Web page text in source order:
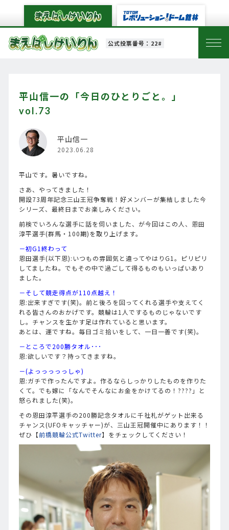
公式投票番号：22#
平山信一の「今日のひとりごと。」
vol.73
平山信一
2023.06.28
平山です。暑いですね。
さあ、やってきました！
開設73周年記念三山王冠争奪戦！好メンバーが集結しました今
シリーズ、最終日までお楽しみください。
前検でいろんな選手に話を伺いました、が今回はこの人、恩田
淳平選手(群馬・100期)を取り上げます。
－初G1終わって
恩田選手(以下恩):いつもの雰囲気と違ってやはりG1。ピリピリ
してましたね。でもその中で過ごして得るものもいっぱいあり
ました。
－そして競走得点が110点越え！
恩:出来すぎです(笑)。前と後ろを回ってくれる選手や支えてく
れる皆さんのおかげです。競輪は1人でするものじゃないです
し。チャンスを生かす足は作れていると思います。
あとは、運ですね。毎日ゴミ拾いをして、一日一善です(笑)。
－ところで200勝タオル･･･
恩:欲しいです？持ってきますね。
－(よっっっっっしゃ)
恩:ガチで作ったんですよ。作るならしっかりしたものを作りた
くて。でも嫁に「なんでそんなにお金をかけてるの！????」と
怒られました(笑)。
その恩田淳平選手の200勝記念タオルに千社札がゲット出来る
チャンス(UFOキャッチャー)が、三山王冠開催中にあります！！
ぜひ【前橋競輪公式Twitter】をチェックしてください！